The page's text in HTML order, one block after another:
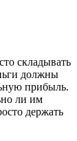
складывать
должны
прибыль.
ли им
держать